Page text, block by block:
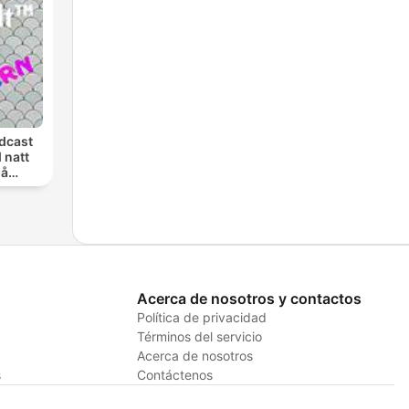
natt
Acerca de nosotros y contactos
Política de privacidad
Términos del servicio
Acerca de nosotros
Contáctenos